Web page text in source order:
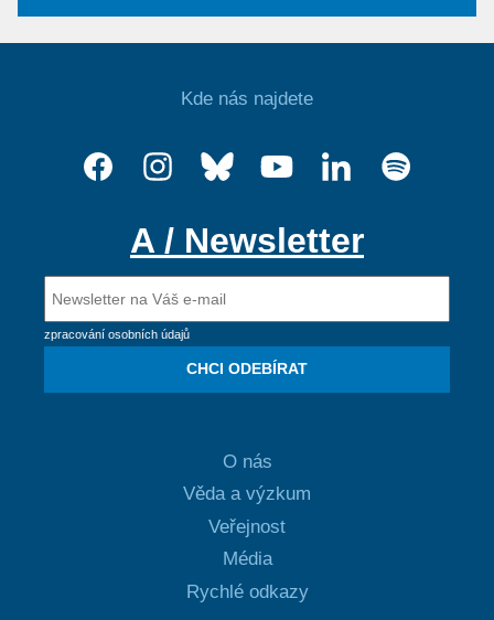
Kde nás najdete
A / Newsletter
zpracování osobních údajů
CHCI ODEBÍRAT
O nás
Věda a výzkum
Veřejnost
Média
Rychlé odkazy